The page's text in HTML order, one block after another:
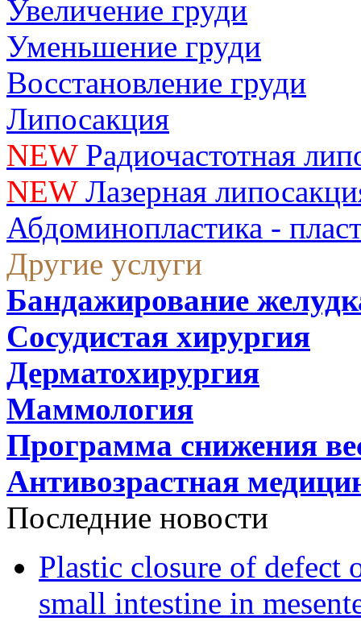
Увеличение груди
Уменьшение груди
Восстановление груди
Липосакция
NEWРадиочастотная
NEWЛазерная
Абдоминопластика -
Другие услуги
Бандажирование
Сосудистая хирургия
Дерматохирургия
Маммология
Программа снижения
Антивозрастная
Последние новости
Plastic closure of defect
small intestine in